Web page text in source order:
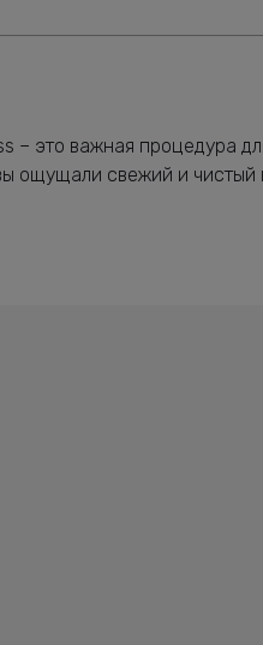
– это важная процедура
ощущали свежий и чистый